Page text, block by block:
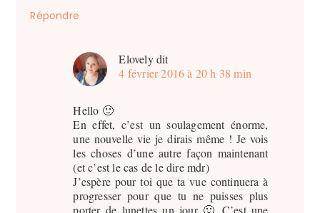
Répondre
Elovely dit
4 février 2016 à 20 h 38 min
Hello 🙂
En effet, c’est un soulagement énorme,
une nouvelle vie je dirais même ! Je vois
les choses d’une autre façon maintenant
(et c’est le cas de le dire mdr)
J’espère pour toi que ta vue continuera à
progresser pour que tu ne puisses plus
porter de lunettes un jour 🙂 C’est une